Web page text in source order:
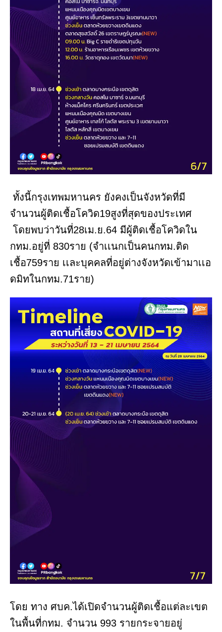
ทั้งนี้กรุงเทพมหานคร ยังคงเป็นจังหวัดที่มี
จำนวนผู้ติดเชื้อโควิด19สูงที่สุดของประเทศ
โดยพบว่าวันที่28เม.ย.64 มีผู้ติดเชื้อโควิดใน
กทม.อยู่ที่ 830ราย (จำเเนกเป็นคนกทม.ติด
เชื้อ759ราย เเละบุคคลที่อยู่ต่างจังหวัดเข้ามาเเอ
ดมิทในกทม.71ราย)
โดย ทาง ศบค.ได้เปิดจำนวนผู้ติดเชื้อแต่ละเขต
ในพื้นที่กทม. จำนวน 993 รายกระจายอยู่